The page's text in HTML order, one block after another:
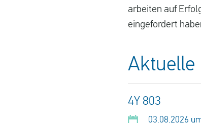
arbeiten auf
eingefordert
Aktuelle
4Y 803
03.08.2026